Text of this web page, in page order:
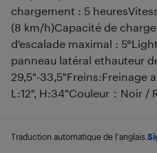
chargement : 5
(8 km/h)Capacité de
d'escalade maximal :
panneau latéral ethauteur
29,5"-33,5"Freins:Freinage
L:12", H:34"Couleur：Noir /
Traduction automatique de l'anglais.